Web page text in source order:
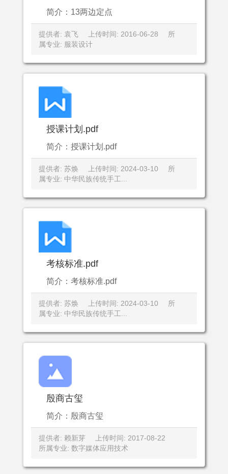
简介：13两边定点
提供者: 袁飞 上传时间: 2016-06-28
所
属专业: 服装设计
授课计划.pdf
简介：授课计划.pdf
提供者: 苏焕 上传时间: 2024-03-10
所
属专业: 中华民族传统手工...
考核标准.pdf
简介：考核标准.pdf
提供者: 苏焕 上传时间: 2024-03-10
所
属专业: 中华民族传统手工...
殷商古玺
简介：殷商古玺
提供者: 赖新芽
上传时间: 2017-08-22
所属专业: 数字媒体应用技术